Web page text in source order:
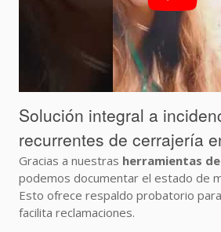
Solución integral a
recurrentes de cerrajería
Gracias a nuestras herramientas
podemos documentar el estado de
Esto ofrece respaldo probatorio
facilita reclamaciones.